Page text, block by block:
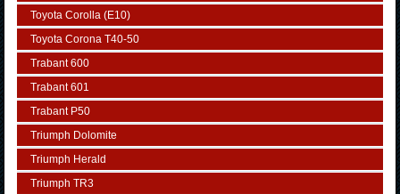
Toyota Corolla (E10)
Toyota Corona T40-50
Trabant 600
Trabant 601
Trabant P50
Triumph Dolomite
Triumph Herald
Triumph TR3